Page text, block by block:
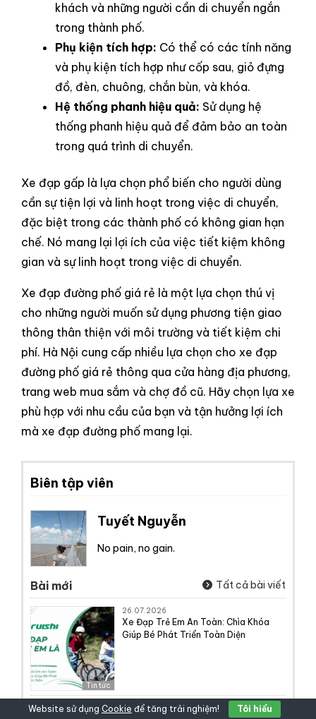
khách và những người cần di chuyển ngắn
trong thành phố.
Phụ kiện tích hợp: Có thể có các tính năng
và phụ kiện tích hợp như cốp sau, giỏ đựng
đồ, đèn, chuông, chắn bùn, và khóa.
Hệ thống phanh hiệu quả: Sử dụng hệ
thống phanh hiệu quả để đảm bảo an toàn
trong quá trình di chuyển.
Xe đạp gấp là lựa chọn phổ biến cho người dùng
cần sự tiện lợi và linh hoạt trong việc di chuyển,
đặc biệt trong các thành phố có không gian hạn
chế. Nó mang lại lợi ích của việc tiết kiệm không
gian và sự linh hoạt trong việc di chuyển.
Xe đạp đường phố giá rẻ là một lựa chọn thú vị
cho những người muốn sử dụng phương tiện giao
thông thân thiện với môi trường và tiết kiệm chi
phí. Hà Nội cung cấp nhiều lựa chọn cho xe đạp
đường phố giá rẻ thông qua cửa hàng địa phương,
trang web mua sắm và chợ đồ cũ. Hãy chọn lựa xe
phù hợp với nhu cầu của bạn và tận hưởng lợi ích
mà xe đạp đường phố mang lại.
Biên tập viên
Tuyết Nguyễn
No pain, no gain.
Bài mới Tất cả bài viết
Tin tức
26.07.2026
Xe Đạp Trẻ Em An Toàn: Chìa Khóa
Giúp Bé Phát Triển Toàn Diện
23.07.2026
Xe đạp trẻ em thời trang: Thiết kế
Website sử dụng Cookie để tăng trải nghiệm! Tôi hiểu